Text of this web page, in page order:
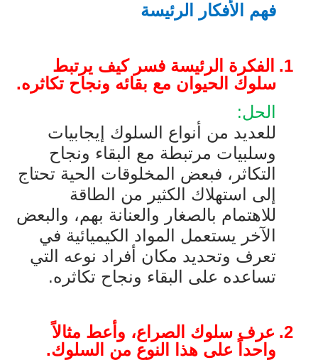
فهم الأفكار الرئيسة
1.
الفكرة الرئيسة فسر كيف يرتبط
سلوك الحيوان مع بقائه ونجاح تكاثره.
الحل:
للعديد من أنواع السلوك إيجابيات
وسلبيات مرتبطة مع البقاء ونجاح
التكاثر، فبعض المخلوقات الحية تحتاج
إلى استهلاك الكثير من الطاقة
للاهتمام بالصغار والعنانة بهم، والبعض
الآخر يستعمل المواد الكيميائية في
تعرف وتحديد مكان أفراد نوعه التي
تساعده على البقاء ونجاح تكاثره.
2. عرف سلوك الصراع، وأعط مثالاً
واحداً على هذا النوع من السلوك.